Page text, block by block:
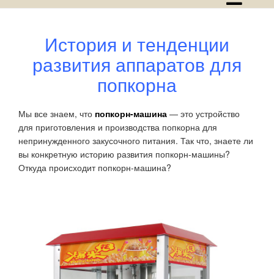
История и тенденции
развития аппаратов для
попкорна
Мы все знаем, что попкорн-машина — это устройство
для приготовления и производства попкорна для
непринужденного закусочного питания. Так что, знаете ли
вы конкретную историю развития попкорн-машины?
Откуда происходит попкорн-машина?